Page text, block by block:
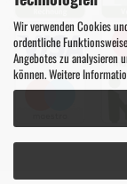
Wir verwenden Cookies
ordentliche
Angebotes zu analysieren
können. Weitere